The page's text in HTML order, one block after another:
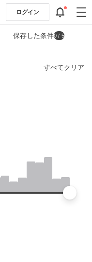
ログイン
保存した条件0 / 5
すべてクリア